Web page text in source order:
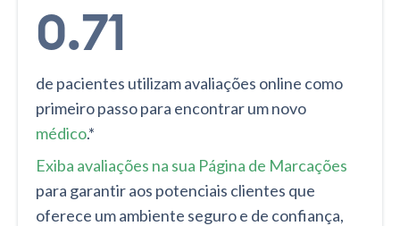
0.71
de pacientes utilizam avaliações online como
primeiro passo para encontrar um novo
médico.*
Exiba avaliações na sua Página de Marcações
para garantir aos potenciais clientes que
oferece um ambiente seguro e de confiança,